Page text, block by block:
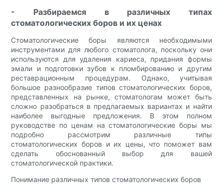
- Разбираемся в различных типах
стоматологических боров и их ценах
Стоматологические боры являются необходимыми
инструментами для любого стоматолога, поскольку они
используются для удаления кариеса, придания формы
эмали и подготовки зубов к пломбированию и другим
реставрационным процедурам. Однако, учитывая
большое разнообразие типов стоматологических боров,
представленных на рынке, стоматологам может быть
сложно разобраться в предлагаемых вариантах и найти
наиболее выгодные предложения. В этом полном
руководстве по ценам на стоматологические боры мы
подробно рассмотрим различные типы
стоматологических боров и их цены, что поможет вам
сделать обоснованный выбор для вашей
стоматологической практики.
Понимание различных типов стоматологических боров